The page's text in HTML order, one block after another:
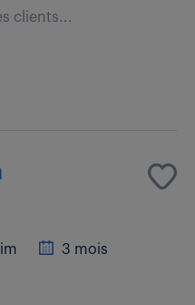
clients...
3 mois